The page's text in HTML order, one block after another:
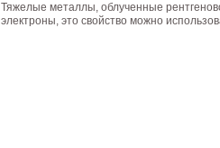
Тяжелые металлы, облученные
электроны, это свойство можно